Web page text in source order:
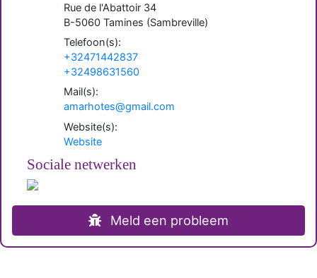
Rue de l'Abattoir 34
B-5060 Tamines (Sambreville)
Telefoon(s):
+32471442837
+32498631560
Mail(s):
amarhotes@gmail.com
Website(s):
Website
Sociale netwerken
Meld een probleem